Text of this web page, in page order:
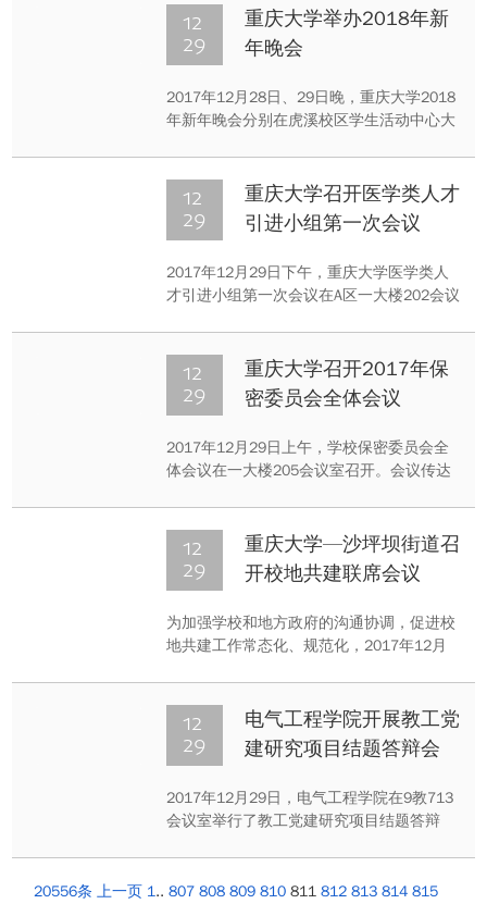
副院长李俊和各年级班导师、辅导员及班主
任参加会议，学办主任何清达主持会议。
12
29
重庆大学举办2018年新
年晚会
2017年12月28日、29日晚，重庆大学2018
年新年晚会分别在虎溪校区学生活动中心大
12
29
重庆大学召开医学类人才
引进小组第一次会议
2017年12月29日下午，重庆大学医学类人
才引进小组第一次会议在A区一大楼202会议
12
29
重庆大学召开2017年保
密委员会全体会议
2017年12月29日上午，学校保密委员会全
体会议在一大楼205会议室召开。会议传达
校保密工作开展情况，部署了2018年保密工
作主要任务。
12
29
重庆大学—沙坪坝街道召
开校地共建联席会议
为加强学校和地方政府的沟通协调，促进校
地共建工作常态化、规范化，2017年12月
席会议，校长办公室、后勤管理处、社区办
公室和沙坪坝街道相关负责人参加席会议。
会议由社区办主任尹国华主持。
12
29
电气工程学院开展教工党
建研究项目结题答辩会
2017年12月29日，电气工程学院在9教713
会议室举行了教工党建研究项目结题答辩
林，党委委员卢继平及各项目负责人、教工
20556条 上一页 1..807 808 809 810 811 812 813 814 815